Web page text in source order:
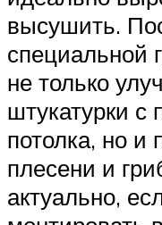
высушить.
специальной
не только
штукатурки с
потолка, но и
плесени и
актуально,